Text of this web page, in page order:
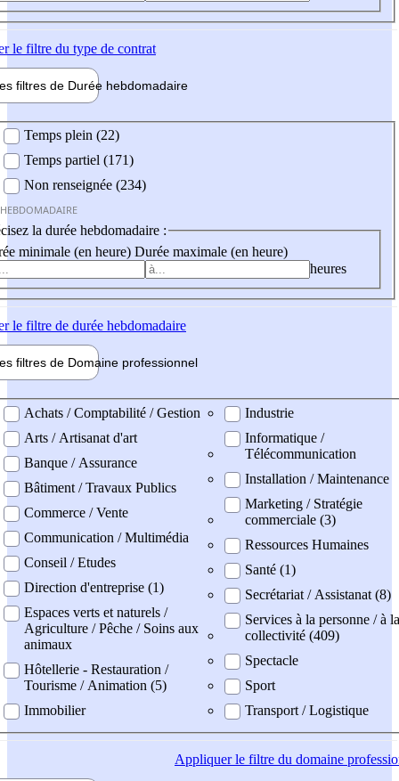
le filtre du type de contrat
filtres de Durée hebdomadaire
Temps plein (22)
Temps partiel (171)
Non renseignée (234)
la durée hebdomadaire :
minimale (en heure) Durée maximale (en heure)
heures
le filtre de durée hebdomadaire
filtres de Domaine professionnel
professionel
Achats / Comptabilité / Gestion
Arts / Artisanat d'art
Banque / Assurance
Bâtiment / Travaux Publics
Commerce / Vente
Communication / Multimédia
Conseil / Etudes
Direction d'entreprise (1)
Espaces verts et naturels /
Agriculture / Pêche / Soins aux
animaux
Hôtellerie - Restauration /
Tourisme / Animation (5)
Immobilier
Industrie
Informatique /
Télécommunication
Installation / Maintenance
Marketing / Stratégie
commerciale (3)
Ressources Humaines
Santé (1)
Secrétariat / Assistanat (8)
Services à la personne / à la
collectivité (409)
Spectacle
Sport
Transport / Logistique
Appliquerle filtre du domaine